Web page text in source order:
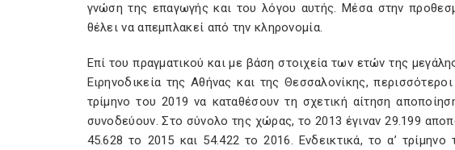
γνώση της επαγωγής και του λόγου αυτής. Μέσα στην
θέλει να απεμπλακεί από την κληρονομία.
Επί του πραγματικού και με βάση στοιχεία των ετών της
Ειρηνοδικεία της Αθήνας και της Θεσσαλονίκης,
τρίμηνο του 2019 να καταθέσουν τη σχετική αίτηση
συνοδεύουν. Στο σύνολο της χώρας, το 2013 έγιναν 29.199
45.628 το 2015 και 54.422 το 2016. Ενδεικτικά, το α’